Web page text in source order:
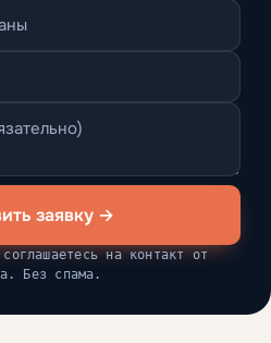
заявку →
на контакт от
Без спама.